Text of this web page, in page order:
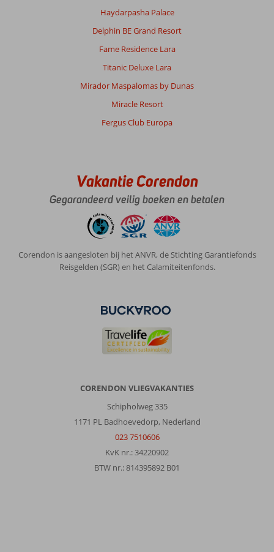
Haydarpasha Palace
Delphin BE Grand Resort
Fame Residence Lara
Titanic Deluxe Lara
Mirador Maspalomas by Dunas
Miracle Resort
Fergus Club Europa
Vakantie Corendon
Gegarandeerd veilig boeken en betalen
Corendon is aangesloten bij het ANVR, de Stichting Garantiefonds
Reisgelden (SGR) en het Calamiteitenfonds.
CORENDON VLIEGVAKANTIES
Schipholweg 335
1171 PL Badhoevedorp, Nederland
023 7510606
KvK nr.: 34220902
BTW nr.: 814395892 B01